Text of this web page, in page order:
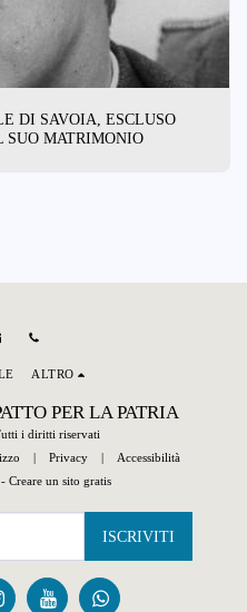
DI SAVOIA, ESCLUSO
SUO MATRIMONIO
PER LA PATRIA
i diritti riservati
| Privacy|
Accessibilità
- Creare un sito gratis
ALTRO
ISCRIVITI